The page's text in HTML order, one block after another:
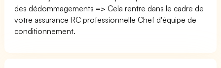
des dédommagements => Cela rentre dans le cadre de
votre assurance RC professionnelle Chef d'équipe de
conditionnement.